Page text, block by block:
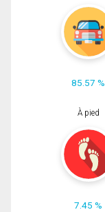
85.57 %
À pied
7.45 %